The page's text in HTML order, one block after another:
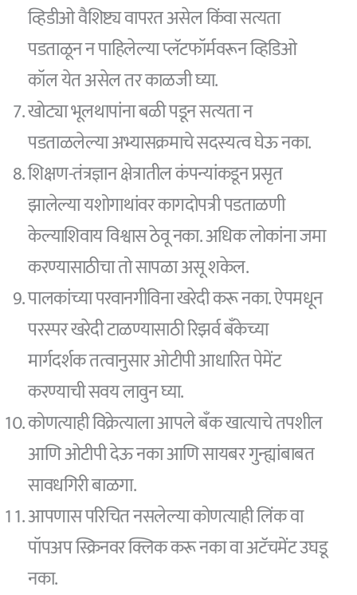
व्हिडीओ वैशिष्ट्य वापरत असेल किंवा सत्यता
पडताळून न पाहिलेल्या प्लॅटफॉर्मवरून व्हिडिओ
कॉल येत असेल तर काळजी घ्या.
खोट्या भूलथापांना बळी पडून सत्यता न
पडताळलेल्या अभ्यासक्रमाचे सदस्यत्व घेऊ नका.
शिक्षण-तंत्रज्ञान क्षेत्रातील कंपन्यांकडून प्रसृत
झालेल्या यशोगाथांवर कागदोपत्री पडताळणी
केल्याशिवाय विश्वास ठेवू नका. अधिक लोकांना जमा
करण्यासाठीचा तो सापळा असू शकेल.
पालकांच्या परवानगीविना खरेदी करू नका. ऐपमधून
परस्पर खरेदी टाळण्यासाठी रिझर्व बँकेच्या
मार्गदर्शक तत्वानुसार ओटीपी आधारित पेमेंट
करण्याची सवय लावुन घ्या.
कोणत्याही विक्रेत्याला आपले बँक खात्याचे तपशील
आणि ओटीपी देऊ नका आणि सायबर गुन्ह्यांबाबत
सावधगिरी बाळगा.
आपणास परिचित नसलेल्या कोणत्याही लिंक वा
पॉपअप स्क्रिनवर क्लिक करू नका वा अटॅचमेंट उघडू
नका.